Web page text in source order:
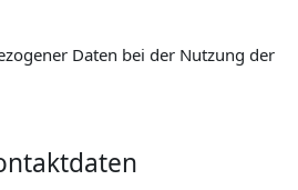
Daten bei der Nutzung der